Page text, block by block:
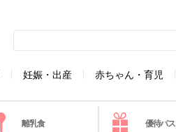
妊娠・出産 赤ちゃん・育児
離乳食 優待パス